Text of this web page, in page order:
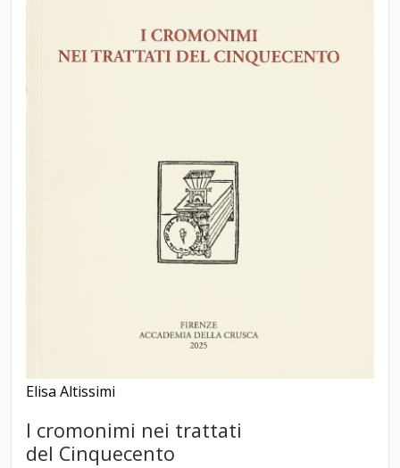
Elisa Altissimi
I cromonimi nei trattati
del Cinquecento